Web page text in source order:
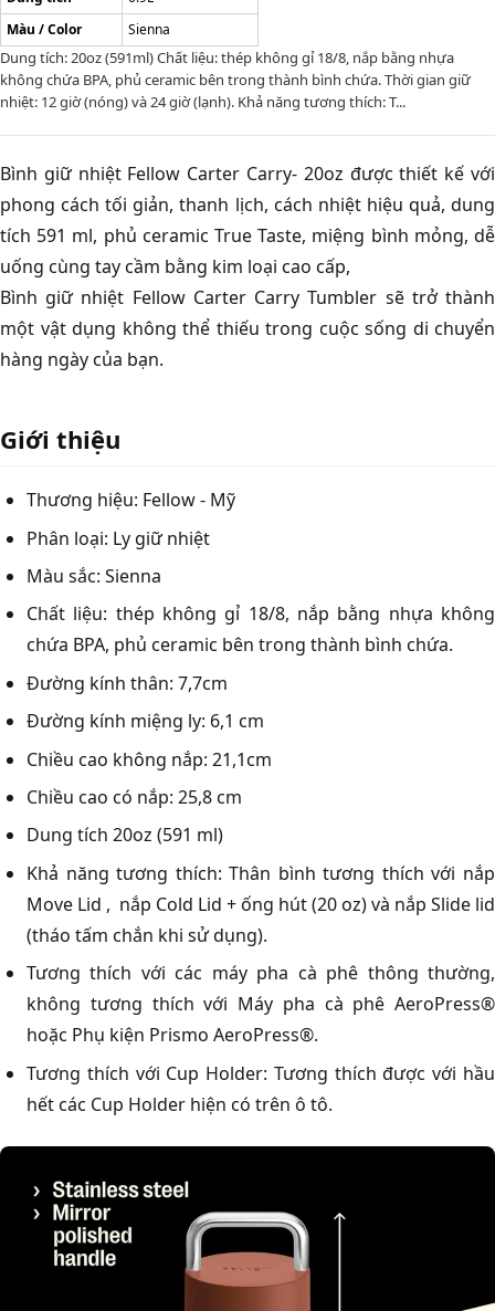
Màu / Color
Sienna
Dung tích: 20oz (591ml) Chất liệu: thép không gỉ 18/8, nắp bằng nhựa
không chứa BPA, phủ ceramic bên trong thành bình chứa. Thời gian giữ
nhiệt: 12 giờ (nóng) và 24 giờ (lạnh). Khả năng tương thích: T...
Bình giữ nhiệt Fellow Carter Carry- 20oz được thiết kế với
phong cách tối giản, thanh lịch, cách nhiệt hiệu quả, dung
tích 591 ml, phủ ceramic True Taste, miệng bình mỏng, dễ
uống cùng tay cầm bằng kim loại cao cấp,
Bình giữ nhiệt Fellow Carter Carry Tumbler sẽ trở thành
một vật dụng không thể thiếu trong cuộc sống di chuyển
hàng ngày của bạn.
Giới thiệu
Thương hiệu: Fellow - Mỹ
Phân loại: Ly giữ nhiệt
Màu sắc: Sienna
Chất liệu: thép không gỉ 18/8, nắp bằng nhựa không
chứa BPA, phủ ceramic bên trong thành bình chứa.
Đường kính thân: 7,7cm
Đường kính miệng ly: 6,1 cm
Chiều cao không nắp: 21,1cm
Chiều cao có nắp: 25,8 cm
Dung tích 20oz (591 ml)
Khả năng tương thích: Thân bình tương thích với nắp
Move Lid , nắp Cold Lid + ống hút (20 oz) và nắp Slide lid
(tháo tấm chắn khi sử dụng).
Tương thích với các máy pha cà phê thông thường,
không tương thích với Máy pha cà phê AeroPress®
hoặc Phụ kiện Prismo AeroPress®.
Tương thích với Cup Holder: Tương thích được với hầu
hết các Cup Holder hiện có trên ô tô.